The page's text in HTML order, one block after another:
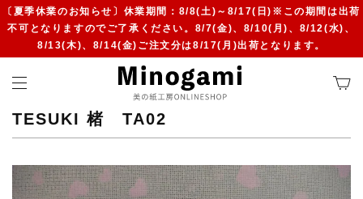
〔夏季休業のお知らせ〕休業期間：8/8(土)～8/17(日)※この期間は出荷
不可となりますのでご了承ください。8/7(金)、8/10(月)、8/12(水)、
8/13(木)、8/14(金)ご注文分は8/17(月)出荷となります。
TESUKI 楮 TA02